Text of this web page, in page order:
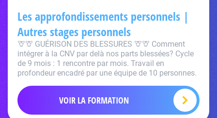
Les approfondissements personnels |
Autres stages personnels
🦒🦒 GUÉRISON DES BLESSURES 🦒🦒 Comment
intégrer à la CNV par delà nos parts blessées? Cycle
de 9 mois : 1 rencontre par mois. Travail en
profondeur encadré par une équipe de 10 personnes.
VOIR LA FORMATION